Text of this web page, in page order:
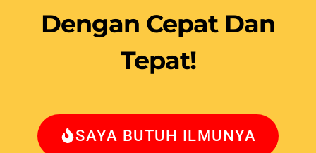
Dengan Cepat Dan
Tepat!
SAYA BUTUH ILMUNYA